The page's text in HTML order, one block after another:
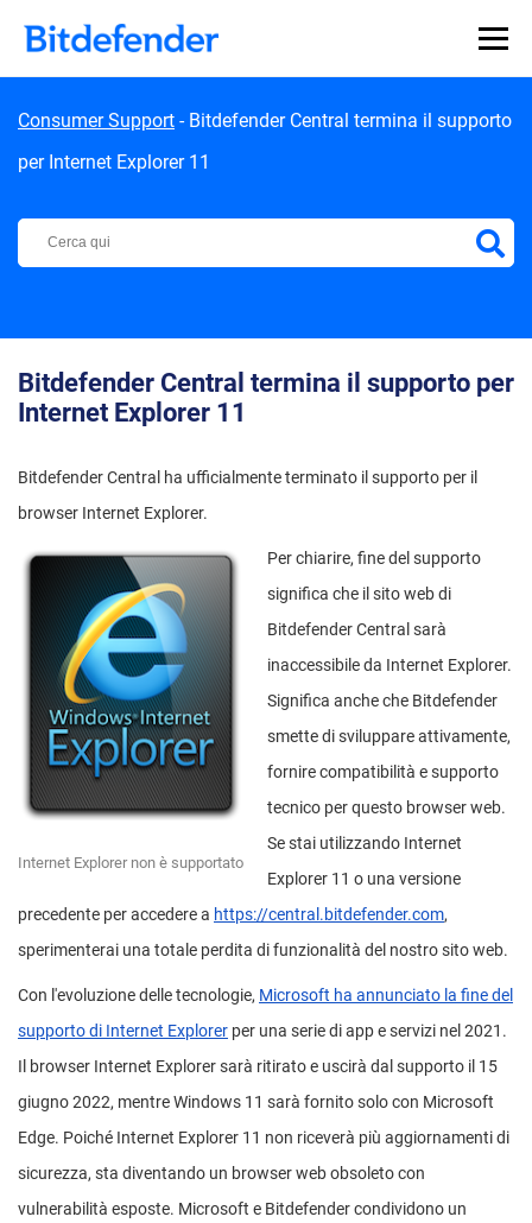
Consumer Support - Bitdefender Central termina il supporto
per Internet Explorer 11
Centro di Supporto Bitdefender
Bitdefender Central termina il supporto per
Internet Explorer 11
Bitdefender Central ha ufficialmente terminato il supporto per il
browser Internet Explorer.
Internet Explorer non è supportato
Per chiarire, fine del supporto
significa che il sito web di
Bitdefender Central sarà
inaccessibile da Internet Explorer.
Significa anche che Bitdefender
smette di sviluppare attivamente,
fornire compatibilità e supporto
tecnico per questo browser web.
Se stai utilizzando Internet
Explorer 11 o una versione
precedente per accedere a https://central.bitdefender.com,
sperimenterai una totale perdita di funzionalità del nostro sito web.
Con l'evoluzione delle tecnologie, Microsoft ha annunciato la fine del
supporto di Internet Explorer per una serie di app e servizi nel 2021.
Il browser Internet Explorer sarà ritirato e uscirà dal supporto il 15
giugno 2022, mentre Windows 11 sarà fornito solo con Microsoft
Edge. Poiché Internet Explorer 11 non riceverà più aggiornamenti di
sicurezza, sta diventando un browser web obsoleto con
vulnerabilità esposte. Microsoft e Bitdefender condividono un